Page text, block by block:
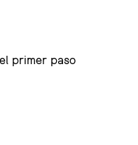
primer paso